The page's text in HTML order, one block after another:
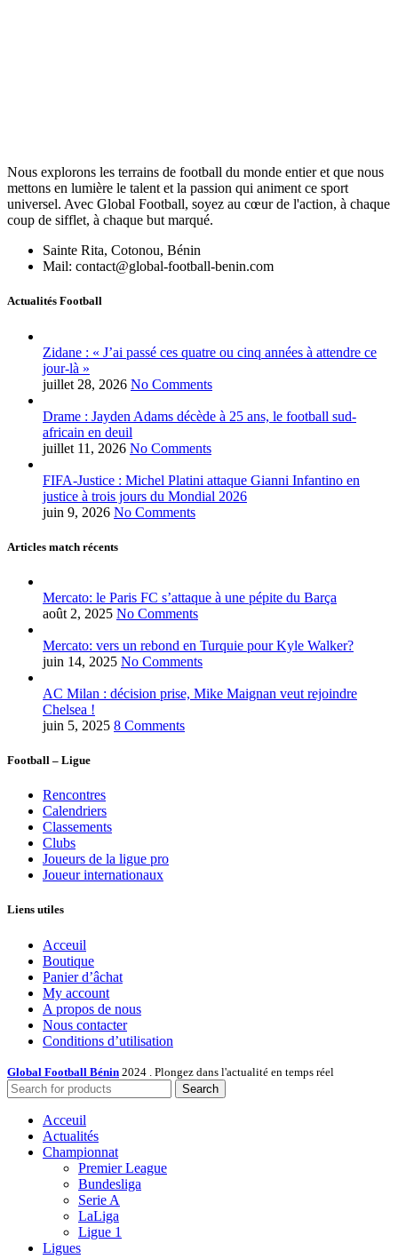
Nous explorons les terrains de football du monde entier et que nous
mettons en lumière le talent et la passion qui animent ce sport
universel. Avec Global Football, soyez au cœur de l'action, à chaque
coup de sifflet, à chaque but marqué.
Sainte Rita, Cotonou, Bénin
Mail: contact@global-football-benin.com
Actualités Football
Zidane : « J’ai passé ces quatre ou cinq années à attendre ce
jour-là »
juillet 28, 2026 No Comments
Drame : Jayden Adams décède à 25 ans, le football sud-
africain en deuil
juillet 11, 2026 No Comments
FIFA-Justice : Michel Platini attaque Gianni Infantino en
justice à trois jours du Mondial 2026
juin 9, 2026 No Comments
Articles match récents
Mercato: le Paris FC s’attaque à une pépite du Barça
août 2, 2025 No Comments
Mercato: vers un rebond en Turquie pour Kyle Walker?
juin 14, 2025 No Comments
AC Milan : décision prise, Mike Maignan veut rejoindre
Chelsea !
juin 5, 2025 8 Comments
Football – Ligue
Rencontres
Calendriers
Classements
Clubs
Joueurs de la ligue pro
Joueur internationaux
Liens utiles
Acceuil
Boutique
Panier d’âchat
My account
A propos de nous
Nous contacter
Conditions d’utilisation
Global Football Bénin 2024 . Plongez dans l'actualité en temps réel
Search
Acceuil
Actualités
Championnat
Premier League
Bundesliga
Serie A
LaLiga
Ligue 1
Ligues